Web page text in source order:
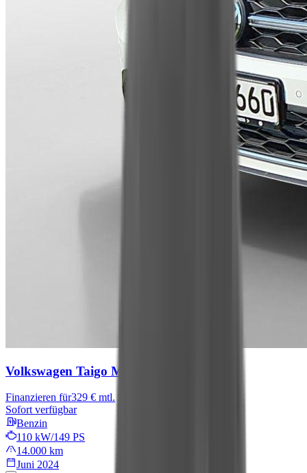
Volkswagen Taigo Move
Finanzieren für329 € mtl.
Sofort verfügbar
Benzin
110 kW/149 PS
14.000 km
Juni 2024